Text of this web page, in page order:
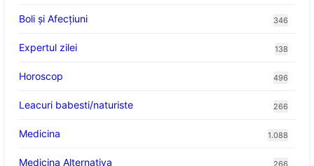
Boli și Afecțiuni 346
Expertul zilei 138
Horoscop 496
Leacuri babesti/naturiste 266
Medicina 1.088
Medicina Alternativa 266